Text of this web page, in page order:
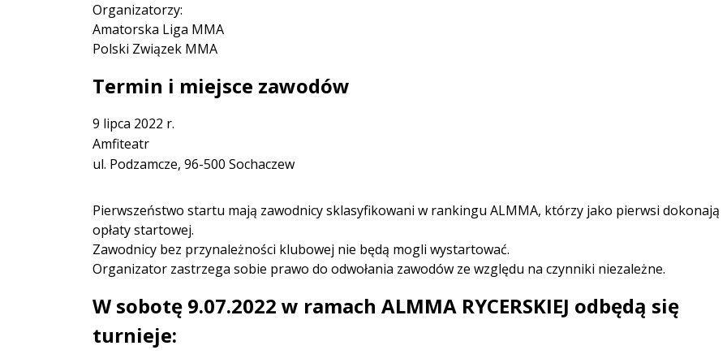
Organizatorzy:
Amatorska Liga MMA
Polski Związek MMA
Termin i miejsce zawodów
9 lipca 2022 r.
Amfiteatr
ul. Podzamcze, 96-500 Sochaczew
Pierwszeństwo startu mają zawodnicy sklasyfikowani w rankingu ALMMA, którzy jako pierwsi dokonają
opłaty startowej.
Zawodnicy bez przynależności klubowej nie będą mogli wystartować.
Organizator zastrzega sobie prawo do odwołania zawodów ze względu na czynniki niezależne.
W sobotę 9.07.2022 w ramach ALMMA RYCERSKIEJ odbędą się
turnieje: